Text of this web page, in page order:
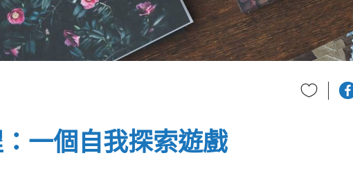
一個自我探索遊戲